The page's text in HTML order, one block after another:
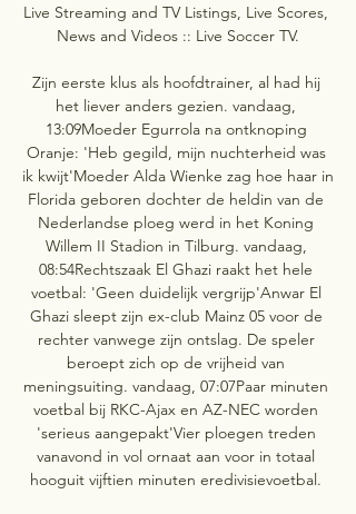
Live Streaming and TV Listings, Live Scores,
News and Videos :: Live Soccer TV.
Zijn eerste klus als hoofdtrainer, al had hij
het liever anders gezien. vandaag,
13:09Moeder Egurrola na ontknoping
Oranje: 'Heb gegild, mijn nuchterheid was
ik kwijt'Moeder Alda Wienke zag hoe haar in
Florida geboren dochter de heldin van de
Nederlandse ploeg werd in het Koning
Willem II Stadion in Tilburg. vandaag,
08:54Rechtszaak El Ghazi raakt het hele
voetbal: 'Geen duidelijk vergrijp'Anwar El
Ghazi sleept zijn ex-club Mainz 05 voor de
rechter vanwege zijn ontslag. De speler
beroept zich op de vrijheid van
meningsuiting. vandaag, 07:07Paar minuten
voetbal bij RKC-Ajax en AZ-NEC worden
'serieus aangepakt'Vier ploegen treden
vanavond in vol ornaat aan voor in totaal
hooguit vijftien minuten eredivisievoetbal.